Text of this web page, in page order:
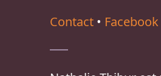
Contact • Facebook